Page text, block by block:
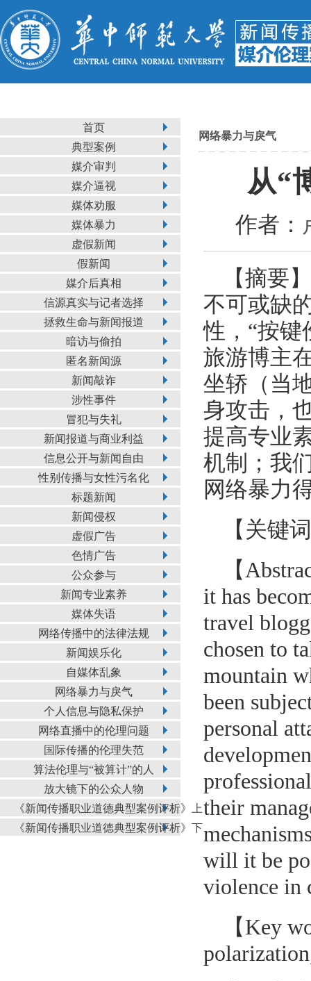
首页
典型案例
媒介审判
媒介逼视
媒体劝服
媒体暴力
虚假新闻
假新闻
媒介后真相
信源真实与记者选择
拯救生命与新闻报道
暗访与偷拍
匿名新闻源
新闻敲诈
涉性事件
冒犯与失礼
新闻报道与商业利益
信息公开与新闻自由
性别传播与女性污名化
标题新闻
新闻侵权
虚假广告
色情广告
公众参与
新闻专业素养
媒体失语
网络传播中的法律法规
新闻娱乐化
自媒体乱象
网络暴力与戾气
个人信息与隐私保护
网络直播中的伦理问题
国际传播的伦理失范
算法伦理与“被算计”的人
放大镜下的公众人物
《新闻传播职业道德典型案例评析》上
《新闻传播职业道德典型案例评析》下
网络暴力与戾气
从“
作者：
【摘要】
不可或缺
性，“按键
旅游博主
坐轿（当
身攻击，
提高专业
机制；我
网络暴力
【关键
【
it has
travel
chosen to
mountain
been
personal
their
will it be
violence in
【Key